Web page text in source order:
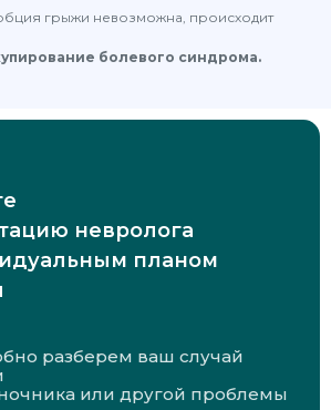
грыжи невозможна, происходит
болевого синдрома.
невролога
планом
разберем ваш случай
или другой проблемы